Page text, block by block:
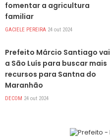
fomentar a agricultura
familiar
GACIELE PEREIRA 24 out 2024
Prefeito Márcio Santiago vai
a São Luís para buscar mais
recursos para Santna do
Maranhão
DECOM 24 out 2024